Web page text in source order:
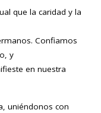
que la caridad y la
Confiamos
y
en nuestra
uniéndonos con